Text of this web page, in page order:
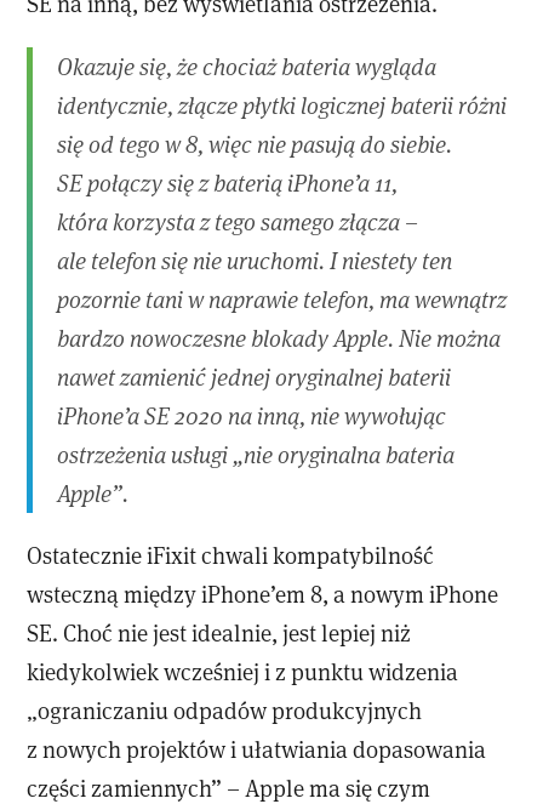
Okazuje się, że chociaż bateria wygląda
identycznie, złącze płytki logicznej baterii różni
się od tego w 8, więc nie pasują do siebie.
SE połączy się z baterią iPhone’a 11,
która korzysta z tego samego złącza –
ale telefon się nie uruchomi. I niestety ten
pozornie tani w naprawie telefon, ma wewnątrz
bardzo nowoczesne blokady Apple. Nie można
nawet zamienić jednej oryginalnej baterii
iPhone’a SE 2020 na inną, nie wywołując
ostrzeżenia usługi „nie oryginalna bateria
Apple”.
Ostatecznie iFixit chwali kompatybilność
wsteczną między iPhone’em 8, a nowym iPhone
SE. Choć nie jest idealnie, jest lepiej niż
kiedykolwiek wcześniej i z punktu widzenia
„ograniczaniu odpadów produkcyjnych
z nowych projektów i ułatwiania dopasowania
części zamiennych” – Apple ma się czym